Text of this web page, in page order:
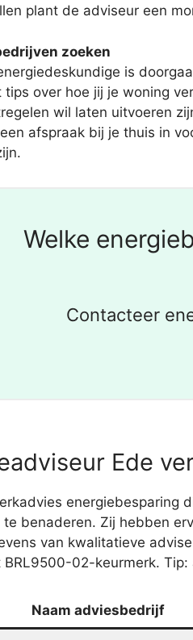
plant de adviseur een
zoeken
is
tips over hoe jij je woning
wil laten uitvoeren
afspraak bij je thuis in
Welke
Contacteer
Ede
energiebesparing
te benaderen. Zij hebben
van kwalitatieve
BRL9500-02-keurmerk.
Naam adviesbedrijf